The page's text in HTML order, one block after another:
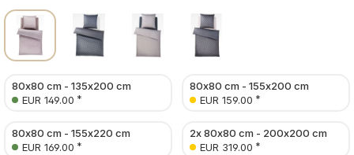
80x80 cm - 135x200 cm
EUR 149.00 *
80x80 cm - 155x200 cm
EUR 159.00 *
80x80 cm - 155x220 cm
EUR 169.00 *
2x 80x80 cm - 200x200 cm
EUR 319.00 *